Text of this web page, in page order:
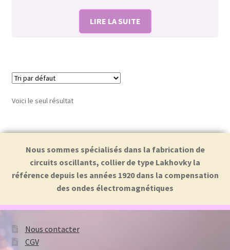
LIRE LA SUITE
Voici le seul résultat
Nous sommes spécialisés dans la fabrication de
circuits oscillants, collier de type Lakhovky la
référence depuis les années 1920 dans la compensation
des ondes électromagnétiques
Nous contacter
CGV